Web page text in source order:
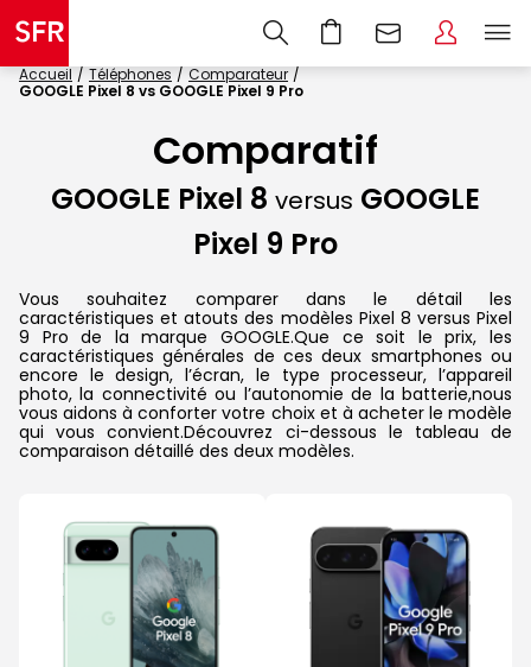
Accueil Téléphones
Comparateur
GOOGLE Pixel 8 vs GOOGLE Pixel 9 Pro
Comparatif
GOOGLE Pixel 8 versus GOOGLE
Pixel 9 Pro
Vous souhaitez comparer dans le détail les
caractéristiques et atouts des modèles Pixel 8 versus Pixel
9 Pro de la marque GOOGLE.Que ce soit le prix, les
caractéristiques générales de ces deux smartphones ou
encore le design, l’écran, le type processeur, l’appareil
photo, la connectivité ou l’autonomie de la batterie,nous
vous aidons à conforter votre choix et à acheter le modèle
qui vous convient.Découvrez ci-dessous le tableau de
comparaison détaillé des deux modèles.